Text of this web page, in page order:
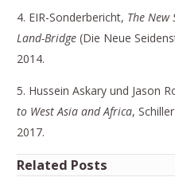
4. EIR-Sonderbericht, The New
Land-Bridge(Die Neue
2014.
5. Hussein Askary und Jason
to West Asia and Africa,
2017.
Related Posts